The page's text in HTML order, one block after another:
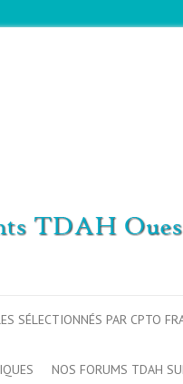
SÉLECTIONNÉS PAR CPTO
NOS FORUMS TDAH